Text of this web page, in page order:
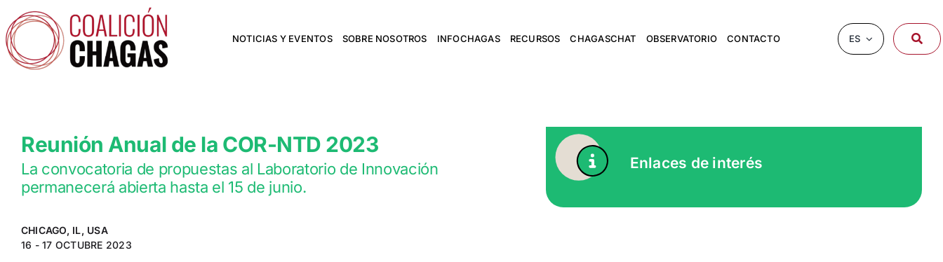
contenido
NOTICIAS Y EVENTOS SOBRE NOSOTROS INFOCHAGAS RECURSOS CHAGASCHAT OBSERVATORIO CONTACTO ES
Reunión Anual de la COR-NTD 2023
La convocatoria de propuestas al Laboratorio de Innovación
permanecerá abierta hasta el 15 de junio.
CHICAGO, IL, USA
16 - 17 OCTUBRE 2023
Enlaces de interés